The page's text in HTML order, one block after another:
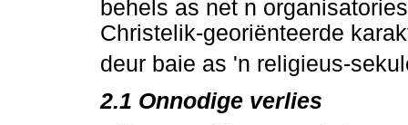
behels as net n
Christelik-georiënteerde
deur baie as 'n religieus-
2.1 Onnodige verlies